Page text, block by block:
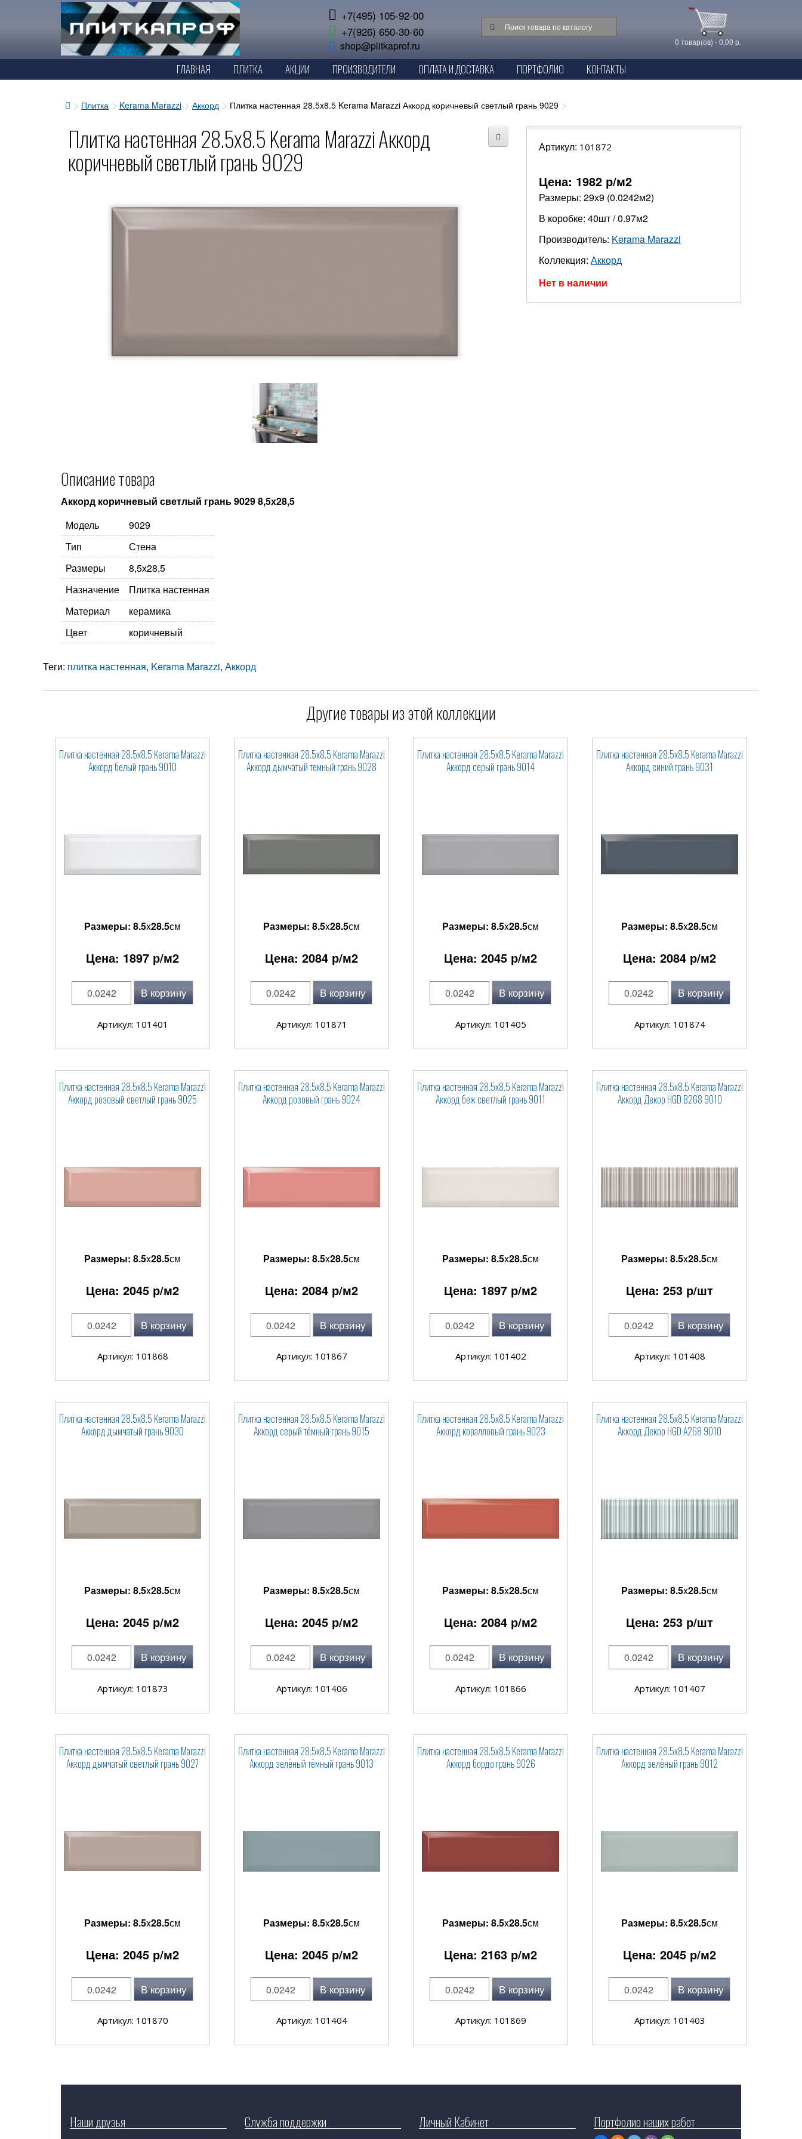
+7(495) 105-92-00
+7(926) 650-30-60
shop@plitkaprof.ru 0 товар(ов) - 0,00 р.
ГЛАВНАЯ ПЛИТКА АКЦИИ ПРОИЗВОДИТЕЛИ ОПЛАТА И ДОСТАВКА ПОРТФОЛИО КОНТАКТЫ
Плитка Kerama Marazzi Аккорд Плитка настенная 28.5x8.5 Kerama Marazzi Аккорд коричневый светлый грань 9029
Плитка настенная 28.5x8.5 Kerama Marazzi Аккорд
коричневый светлый грань 9029
Описание товара
Аккорд коричневый светлый грань 9029 8,5х28,5
Модель
9029
Тип
Стена
Размеры
8,5х28,5
Назначение
Плитка настенная
Материал
керамика
Цвет
коричневый
Артикул: 101872
Цена: 1982 р/м2
Размеры: 29х9 (0.0242м2)
В коробке: 40шт / 0.97м2
Производитель: Kerama Marazzi
Коллекция: Аккорд
Нет в наличии
Теги: плитка настенная, Kerama Marazzi, Аккорд
Другие товары из этой коллекции
Плитка настенная 28.5x8.5 Kerama Marazzi
Аккорд белый грань 9010
Размеры: 8.5x28.5см
Цена: 1897 р/м2
В корзину
Артикул: 101401
Плитка настенная 28.5x8.5 Kerama Marazzi
Аккорд дымчатый темный грань 9028
Размеры: 8.5x28.5см
Цена: 2084 р/м2
В корзину
Артикул: 101871
Плитка настенная 28.5x8.5 Kerama Marazzi
Аккорд серый грань 9014
Размеры: 8.5x28.5см
Цена: 2045 р/м2
В корзину
Артикул: 101405
Плитка настенная 28.5x8.5 Kerama Marazzi
Аккорд синий грань 9031
Размеры: 8.5x28.5см
Цена: 2084 р/м2
В корзину
Артикул: 101874
Плитка настенная 28.5x8.5 Kerama Marazzi
Аккорд розовый светлый грань 9025
Размеры: 8.5x28.5см
Цена: 2045 р/м2
В корзину
Артикул: 101868
Плитка настенная 28.5x8.5 Kerama Marazzi
Аккорд розовый грань 9024
Размеры: 8.5x28.5см
Цена: 2084 р/м2
В корзину
Артикул: 101867
Плитка настенная 28.5x8.5 Kerama Marazzi
Аккорд беж светлый грань 9011
Размеры: 8.5x28.5см
Цена: 1897 р/м2
В корзину
Артикул: 101402
Плитка настенная 28.5x8.5 Kerama Marazzi
Аккорд Декор HGD B268 9010
Размеры: 8.5x28.5см
Цена: 253 р/шт
В корзину
Артикул: 101408
Плитка настенная 28.5x8.5 Kerama Marazzi
Аккорд дымчатый грань 9030
Размеры: 8.5x28.5см
Цена: 2045 р/м2
В корзину
Артикул: 101873
Плитка настенная 28.5x8.5 Kerama Marazzi
Аккорд серый тёмный грань 9015
Размеры: 8.5x28.5см
Цена: 2045 р/м2
В корзину
Артикул: 101406
Плитка настенная 28.5x8.5 Kerama Marazzi
Аккорд коралловый грань 9023
Размеры: 8.5x28.5см
Цена: 2084 р/м2
В корзину
Артикул: 101866
Плитка настенная 28.5x8.5 Kerama Marazzi
Аккорд Декор HGD A268 9010
Размеры: 8.5x28.5см
Цена: 253 р/шт
В корзину
Артикул: 101407
Плитка настенная 28.5x8.5 Kerama Marazzi
Аккорд дымчатый светлый грань 9027
Размеры: 8.5x28.5см
Цена: 2045 р/м2
В корзину
Артикул: 101870
Плитка настенная 28.5x8.5 Kerama Marazzi
Аккорд зелёный тёмный грань 9013
Размеры: 8.5x28.5см
Цена: 2045 р/м2
В корзину
Артикул: 101404
Плитка настенная 28.5x8.5 Kerama Marazzi
Аккорд бордо грань 9026
Размеры: 8.5x28.5см
Цена: 2163 р/м2
В корзину
Артикул: 101869
Плитка настенная 28.5x8.5 Kerama Marazzi
Аккорд зелёный грань 9012
Размеры: 8.5x28.5см
Цена: 2045 р/м2
В корзину
Артикул: 101403
Наши друзья Служба поддержки Личный Кабинет Портфолио наших работ